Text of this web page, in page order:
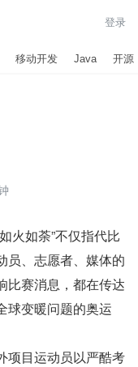
登录
移动开发 Java 开源
火如荼”不仅指代比
员、志愿者、媒体的
比赛消息，都在传达
球变暖问题的奥运
项目运动员以严酷考